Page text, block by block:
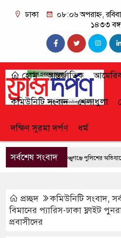
ঢাকা
০৮:০৬ অপরাহ্ন,
১৪৩৩
হোম আন্তর্জাতিক
কমিউনিটি সংবাদ খেলাধুলা
দক্ষিণ সুরমা দর্পণ ধর্ম
সর্বশেষ সংবাদফেঞ্চুগঞ্জে পুলিশের অভিযানে
প্রচ্ছদ কমিউনিটি সংবাদ,
বিমানের প্যারিস-ঢাকা ফ্লাইট
প্রবাসীদের